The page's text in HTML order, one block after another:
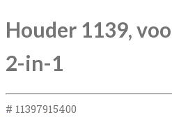
Houder 1139,
2-in-1
# 11397915400